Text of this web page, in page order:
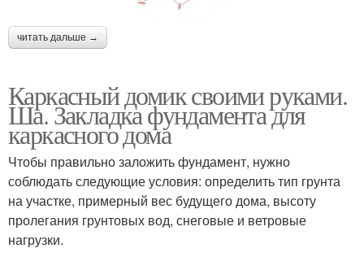
читать дальше →
Каркасный домик своими руками.
Ша. Закладка фундамента для
каркасного дома
Чтобы правильно заложить фундамент, нужно
соблюдать следующие условия: определить тип грунта
на участке, примерный вес будущего дома, высоту
пролегания грунтовых вод, снеговые и ветровые
нагрузки.